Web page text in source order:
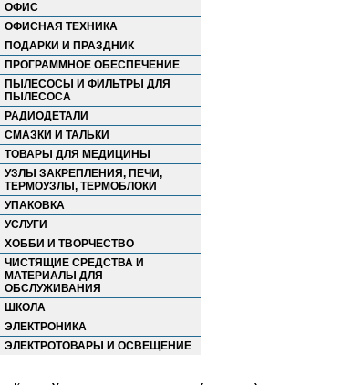
ОФИС
ОФИСНАЯ ТЕХНИКА
ПОДАРКИ И ПРАЗДНИК
ПРОГРАММНОЕ ОБЕСПЕЧЕНИЕ
ПЫЛЕСОСЫ И ФИЛЬТРЫ ДЛЯ
ПЫЛЕСОСА
РАДИОДЕТАЛИ
СМАЗКИ И ТАЛЬКИ
ТОВАРЫ ДЛЯ МЕДИЦИНЫ
УЗЛЫ ЗАКРЕПЛЕНИЯ, ПЕЧИ,
ТЕРМОУЗЛЫ, ТЕРМОБЛОКИ
УПАКОВКА
УСЛУГИ
ХОББИ И ТВОРЧЕСТВО
ЧИСТЯЩИЕ СРЕДСТВА И
МАТЕРИАЛЫ ДЛЯ
ОБСЛУЖИВАНИЯ
ШКОЛА
ЭЛЕКТРОНИКА
ЭЛЕКТРОТОВАРЫ И ОСВЕЩЕНИЕ